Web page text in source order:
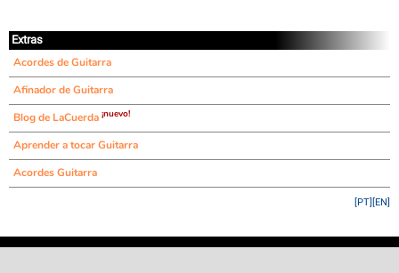
Extras
Acordes de Guitarra
Afinador de Guitarra
Blog de LaCuerda ¡nuevo!
Aprender a tocar Guitarra
Acordes Guitarra
[EN]
[PT]